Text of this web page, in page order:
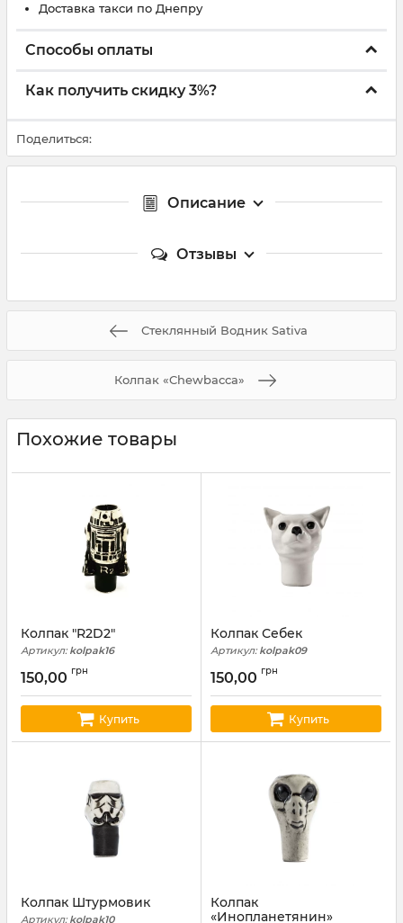
Доставка такси по Днепру
Способы оплаты
Как получить скидку 3%?
Поделиться:
Описание
Отзывы
Стеклянный Водник Sativa
Колпак «Chewbacca»
Похожие товары
Колпак "R2D2"
Артикул:kolpak16
150,00 грн
Купить
Колпак Себек
Артикул:kolpak09
150,00 грн
Купить
Колпак Штурмовик
Артикул:kolpak10
Колпак
«Инопланетянин»